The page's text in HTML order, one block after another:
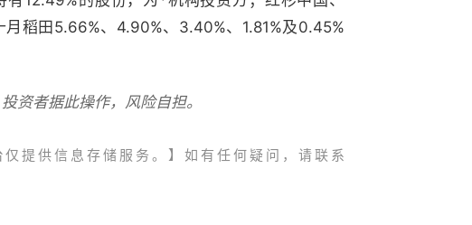
稻田5.66%、4.90%、3.40%、1.81%及0.45%
资者据此操作，风险自担。
提供信息存储服务。】如有任何疑问，请联系